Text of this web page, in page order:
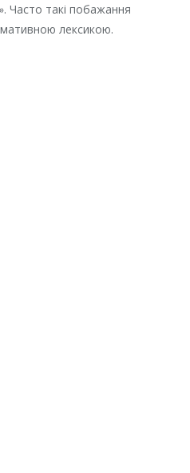
Часто такі побажання
лексикою.